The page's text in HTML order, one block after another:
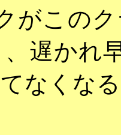
がこの
遅かれ
なくな